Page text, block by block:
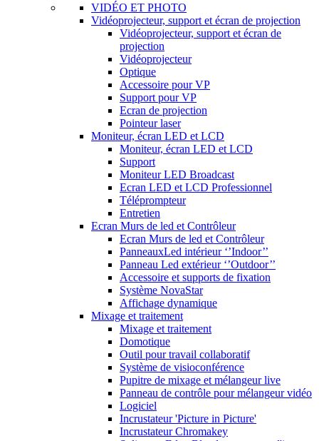
VIDÉO ET PHOTO
Vidéoprojecteur, support et écran de projection
Vidéoprojecteur, support et écran de
projection
Vidéoprojecteur
Optique
Accessoire pour VP
Support pour VP
Ecran de projection
Pointeur laser
Moniteur, écran LED et LCD
Moniteur, écran LED et LCD
Support
Moniteur LED Broadcast
Ecran LED et LCD Professionnel
Téléprompteur
Entretien
Ecran Murs de led et Contrôleur
Ecran Murs de led et Contrôleur
PanneauxLed intérieur ‘’Indoor’’
Panneau Led extérieur ‘’Outdoor’’
Accessoire et supports de fixation
Système NovaStar
Affichage dynamique
Mixage et traitement
Mixage et traitement
Domotique
Outil pour travail collaboratif
Système de visioconférence
Pupitre de mixage et mélangeur live
Panneau de contrôle pour mélangeur vidéo
Logiciel
Incrustateur 'Picture in Picture'
Incrustateur Chromakey